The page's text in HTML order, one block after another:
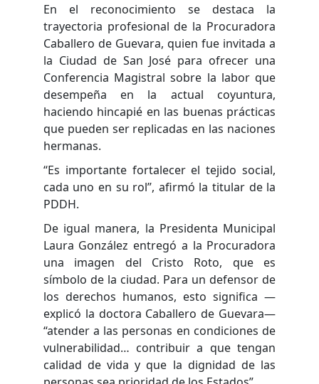
En el reconocimiento se destaca la
trayectoria profesional de la Procuradora
Caballero de Guevara, quien fue invitada a
la Ciudad de San José para ofrecer una
Conferencia Magistral sobre la labor que
desempeña en la actual coyuntura,
haciendo hincapié en las buenas prácticas
que pueden ser replicadas en las naciones
hermanas.
“Es importante fortalecer el tejido social,
cada uno en su rol”, afirmó la titular de la
PDDH.
De igual manera, la Presidenta Municipal
Laura González entregó a la Procuradora
una imagen del Cristo Roto, que es
símbolo de la ciudad. Para un defensor de
los derechos humanos, esto significa —
explicó la doctora Caballero de Guevara—
“atender a las personas en condiciones de
vulnerabilidad… contribuir a que tengan
calidad de vida y que la dignidad de las